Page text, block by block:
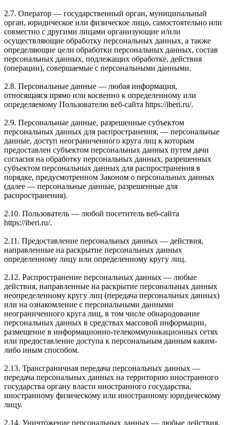
2.7. Оператор — государственный орган, муниципальный
орган, юридическое или физическое лицо, самостоятельно или
совместно с другими лицами организующие и/или
осуществляющие обработку персональных данных, а также
определяющие цели обработки персональных данных, состав
персональных данных, подлежащих обработке, действия
(операции), совершаемые с персональными данными.
2.8. Персональные данные — любая информация,
относящаяся прямо или косвенно к определенному или
определяемому Пользователю веб-сайта https://iberi.ru/.
2.9. Персональные данные, разрешенные субъектом
персональных данных для распространения, — персональные
данные, доступ неограниченного круга лиц к которым
предоставлен субъектом персональных данных путем дачи
согласия на обработку персональных данных, разрешенных
субъектом персональных данных для распространения в
порядке, предусмотренном Законом о персональных данных
(далее — персональные данные, разрешенные для
распространения).
2.10. Пользователь — любой посетитель веб-сайта
https://iberi.ru/.
2.11. Предоставление персональных данных — действия,
направленные на раскрытие персональных данных
определенному лицу или определенному кругу лиц.
2.12. Распространение персональных данных — любые
действия, направленные на раскрытие персональных данных
неопределенному кругу лиц (передача персональных данных)
или на ознакомление с персональными данными
неограниченного круга лиц, в том числе обнародование
персональных данных в средствах массовой информации,
размещение в информационно-телекоммуникационных сетях
или предоставление доступа к персональным данным каким-
либо иным способом.
2.13. Трансграничная передача персональных данных —
передача персональных данных на территорию иностранного
государства органу власти иностранного государства,
иностранному физическому или иностранному юридическому
лицу.
2.14. Уничтожение персональных данных — любые действия,